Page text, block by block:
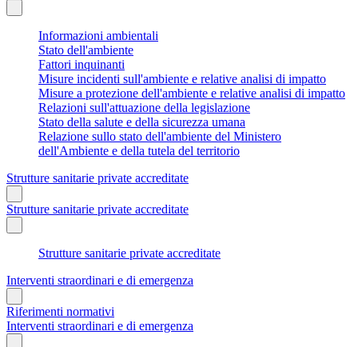
Informazioni ambientali
Stato dell'ambiente
Fattori inquinanti
Misure incidenti sull'ambiente e relative analisi di impatto
Misure a protezione dell'ambiente e relative analisi di impatto
Relazioni sull'attuazione della legislazione
Stato della salute e della sicurezza umana
Relazione sullo stato dell'ambiente del Ministero
dell'Ambiente e della tutela del territorio
Strutture sanitarie private accreditate
Strutture sanitarie private accreditate
Strutture sanitarie private accreditate
Interventi straordinari e di emergenza
Riferimenti normativi
Interventi straordinari e di emergenza